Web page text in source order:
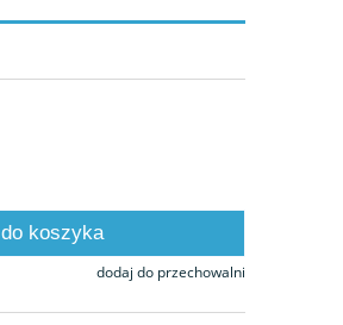
do koszyka
dodaj do przechowalni